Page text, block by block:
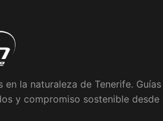
en la naturaleza de Tenerife. Guías
y compromiso sostenible desde